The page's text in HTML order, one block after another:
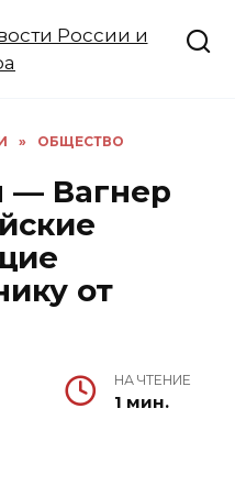
» ОБЩЕСТВО
— Вагнер
от
НА ЧТЕНИЕ
1 мин.